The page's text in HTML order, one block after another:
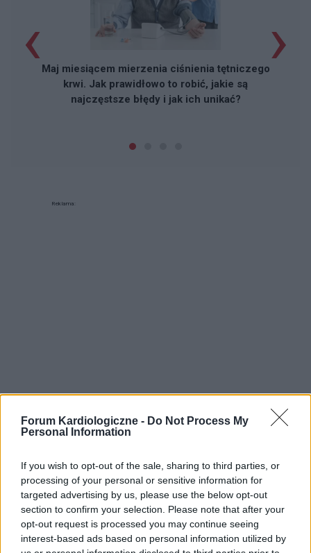
Forum Kardiologiczne - Do Not Process My
Personal Information
If you wish to opt-out of the sale, sharing to third parties, or
processing of your personal or sensitive information for
targeted advertising by us, please use the below opt-out
section to confirm your selection. Please note that after your
opt-out request is processed you may continue seeing
interest-based ads based on personal information utilized by
Maj miesiącem mierzenia ciśnienia tętniczego
krwi. Jak prawidłowo to robić, jakie są
najczęstsze błędy i jak ich unikać?
‹ ›
Reklama: